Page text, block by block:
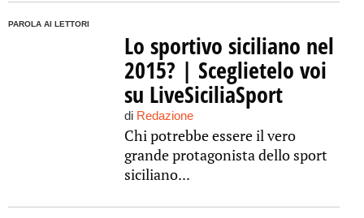
PAROLA AI LETTORI
Lo sportivo siciliano nel
2015? | Sceglietelo voi
su LiveSiciliaSport
di Redazione
Chi potrebbe essere il vero
grande protagonista dello sport
siciliano...